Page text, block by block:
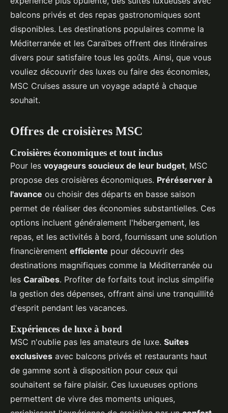
balcons privés et des repas gastronomiques sont
disponibles. Les destinations populaires comme la
Méditerranée et les Caraïbes offrent des itinéraires
divers pour satisfaire tous les goûts. Ainsi, que vous
vouliez découvrir des luxes ou faire des économies,
MSC Cruises assure un voyage adapté à chaque
souhait.
Offres de croisières MSC
Croisières économiques et tout inclus
Pour les voyageurs soucieux de leur budget, MSC
propose des croisières économiques. Préréserver à
l'avance ou choisir des départs en basse saison
permet de réaliser des économies substantielles. Ces
options incluent généralement l'hébergement, les
repas, et les activités à bord, fournissant une solution
financièrement efficiente pour découvrir des
destinations magnifiques comme la Méditerranée ou
les Caraïbes. Profiter de forfaits tout inclus simplifie
la gestion des dépenses, offrant ainsi une tranquillité
d'esprit pendant les vacances.
Expériences de luxe à bord
MSC n'oublie pas les amateurs de luxe. Suites
exclusives avec balcons privés et restaurants haut
de gamme sont à disposition pour ceux qui
souhaitent se faire plaisir. Ces luxueuses options
permettent de vivre des moments uniques,